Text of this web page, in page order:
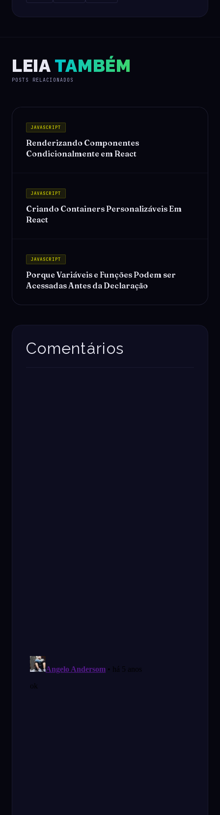
LEIA TAMBÉM
POSTS RELACIONADOS
JAVASCRIPT
Renderizando Componentes
Condicionalmente em React
JAVASCRIPT
Criando Containers Personalizáveis Em
React
JAVASCRIPT
Porque Variáveis e Funções Podem ser
Acessadas Antes da Declaração
Comentários